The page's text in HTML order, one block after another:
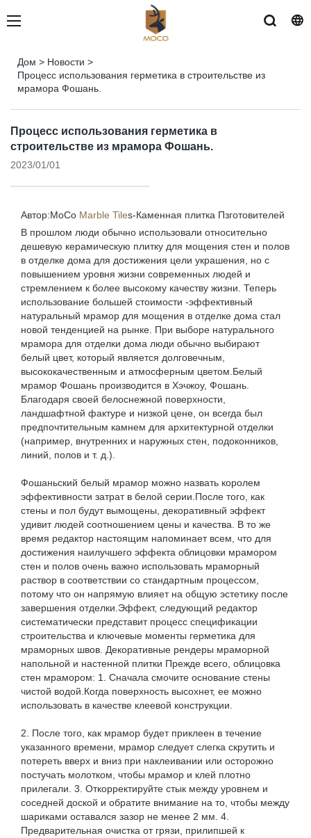
Дом > Новости >
Процесс использования герметика в строительстве из
мрамора Фошань.
Процесс использования герметика в
строительстве из мрамора Фошань.
2023/01/01
Автор:MoCo Marble Tiles-Каменная плитка Пзготовителей
В прошлом люди обычно использовали относительно
дешевую керамическую плитку для мощения стен и полов
в отделке дома для достижения цели украшения, но с
повышением уровня жизни современных людей и
стремлением к более высокому качеству жизни. Теперь
использование большей стоимости -эффективный
натуральный мрамор для мощения в отделке дома стал
новой тенденцией на рынке. При выборе натурального
мрамора для отделки дома люди обычно выбирают
белый цвет, который является долговечным,
высококачественным и атмосферным цветом.Белый
мрамор Фошань производится в Хэчжоу, Фошань.
Благодаря своей белоснежной поверхности,
ландшафтной фактуре и низкой цене, он всегда был
предпочтительным камнем для архитектурной отделки
(например, внутренних и наружных стен, подоконников,
линий, полов и т. д.).
Фошаньский белый мрамор можно назвать королем
эффективности затрат в белой серии.После того, как
стены и пол будут вымощены, декоративный эффект
удивит людей соотношением цены и качества. В то же
время редактор настоящим напоминает всем, что для
достижения наилучшего эффекта облицовки мрамором
стен и полов очень важно использовать мраморный
раствор в соответствии со стандартным процессом,
потому что он напрямую влияет на общую эстетику после
завершения отделки.Эффект, следующий редактор
систематически представит процесс спецификации
строительства и ключевые моменты герметика для
мраморных швов. Декоративные рендеры мраморной
напольной и настенной плитки Прежде всего, облицовка
стен мрамором: 1. Сначала смочите основание стены
чистой водой.Когда поверхность высохнет, ее можно
использовать в качестве клеевой конструкции.
2. После того, как мрамор будет приклеен в течение
указанного времени, мрамор следует слегка скрутить и
потереть вверх и вниз при наклеивании или осторожно
постучать молотком, чтобы мрамор и клей плотно
прилегали. 3. Откорректируйте стык между уровнем и
соседней доской и обратите внимание на то, чтобы между
шариками оставался зазор не менее 2 мм. 4.
Предварительная очистка от грязи, прилипшей к